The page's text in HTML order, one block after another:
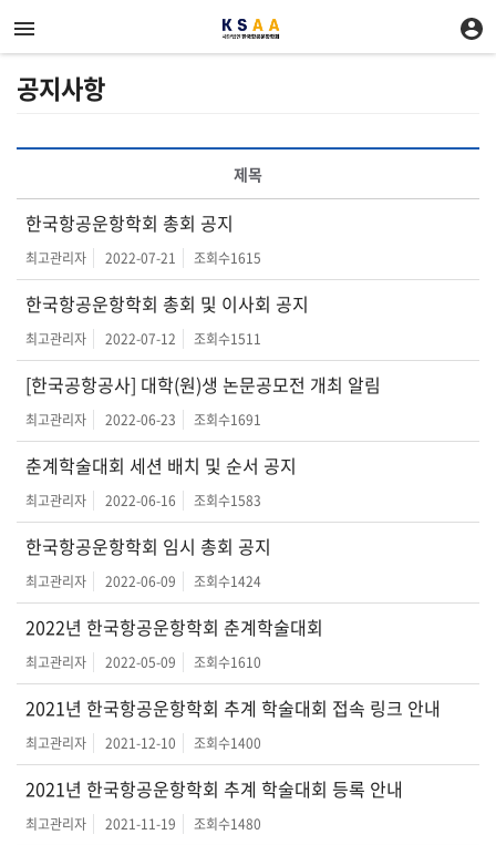
공지사항
제목
한국항공운항학회 총회 공지
최고관리자 2022-07-21 조회수1615
한국항공운항학회 총회 및 이사회 공지
최고관리자 2022-07-12 조회수1511
[한국공항공사] 대학(원)생 논문공모전 개최 알림
최고관리자 2022-06-23 조회수1691
춘계학술대회 세션 배치 및 순서 공지
최고관리자 2022-06-16 조회수1583
한국항공운항학회 임시 총회 공지
최고관리자 2022-06-09 조회수1424
2022년 한국항공운항학회 춘계학술대회
최고관리자 2022-05-09 조회수1610
2021년 한국항공운항학회 추계 학술대회 접속 링크 안내
최고관리자 2021-12-10 조회수1400
2021년 한국항공운항학회 추계 학술대회 등록 안내
최고관리자 2021-11-19 조회수1480